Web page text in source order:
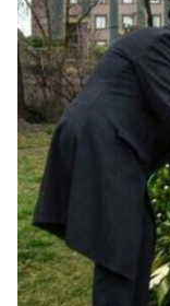
entlassen. Zwei
ihren […]